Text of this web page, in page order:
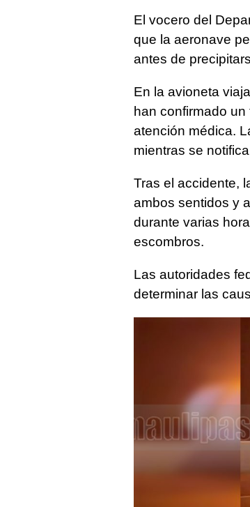
El vocero del
que la aeronave
antes de
En la avioneta
han confirmado
atención médica.
mientras se
Tras el accidente,
ambos sentidos y
durante varias
escombros.
Las autoridades
determinar las